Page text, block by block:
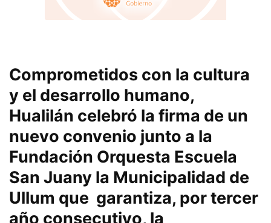
Comprometidos con la cultura
y el desarrollo humano,
Hualilán celebró la firma de un
nuevo convenio junto a la
Fundación Orquesta Escuela
San Juany la Municipalidad de
Ullum que garantiza, por tercer
año consecutivo, la